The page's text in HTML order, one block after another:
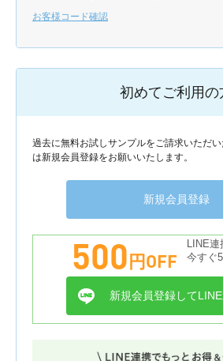
お客様コード確認
初めてご利用の
過去に無料お試しサンプルをご請求いただ
は新規会員登録をお願いいたします。
新規会員登録
500円OFF
LINE
今すぐ
新規会員登録して